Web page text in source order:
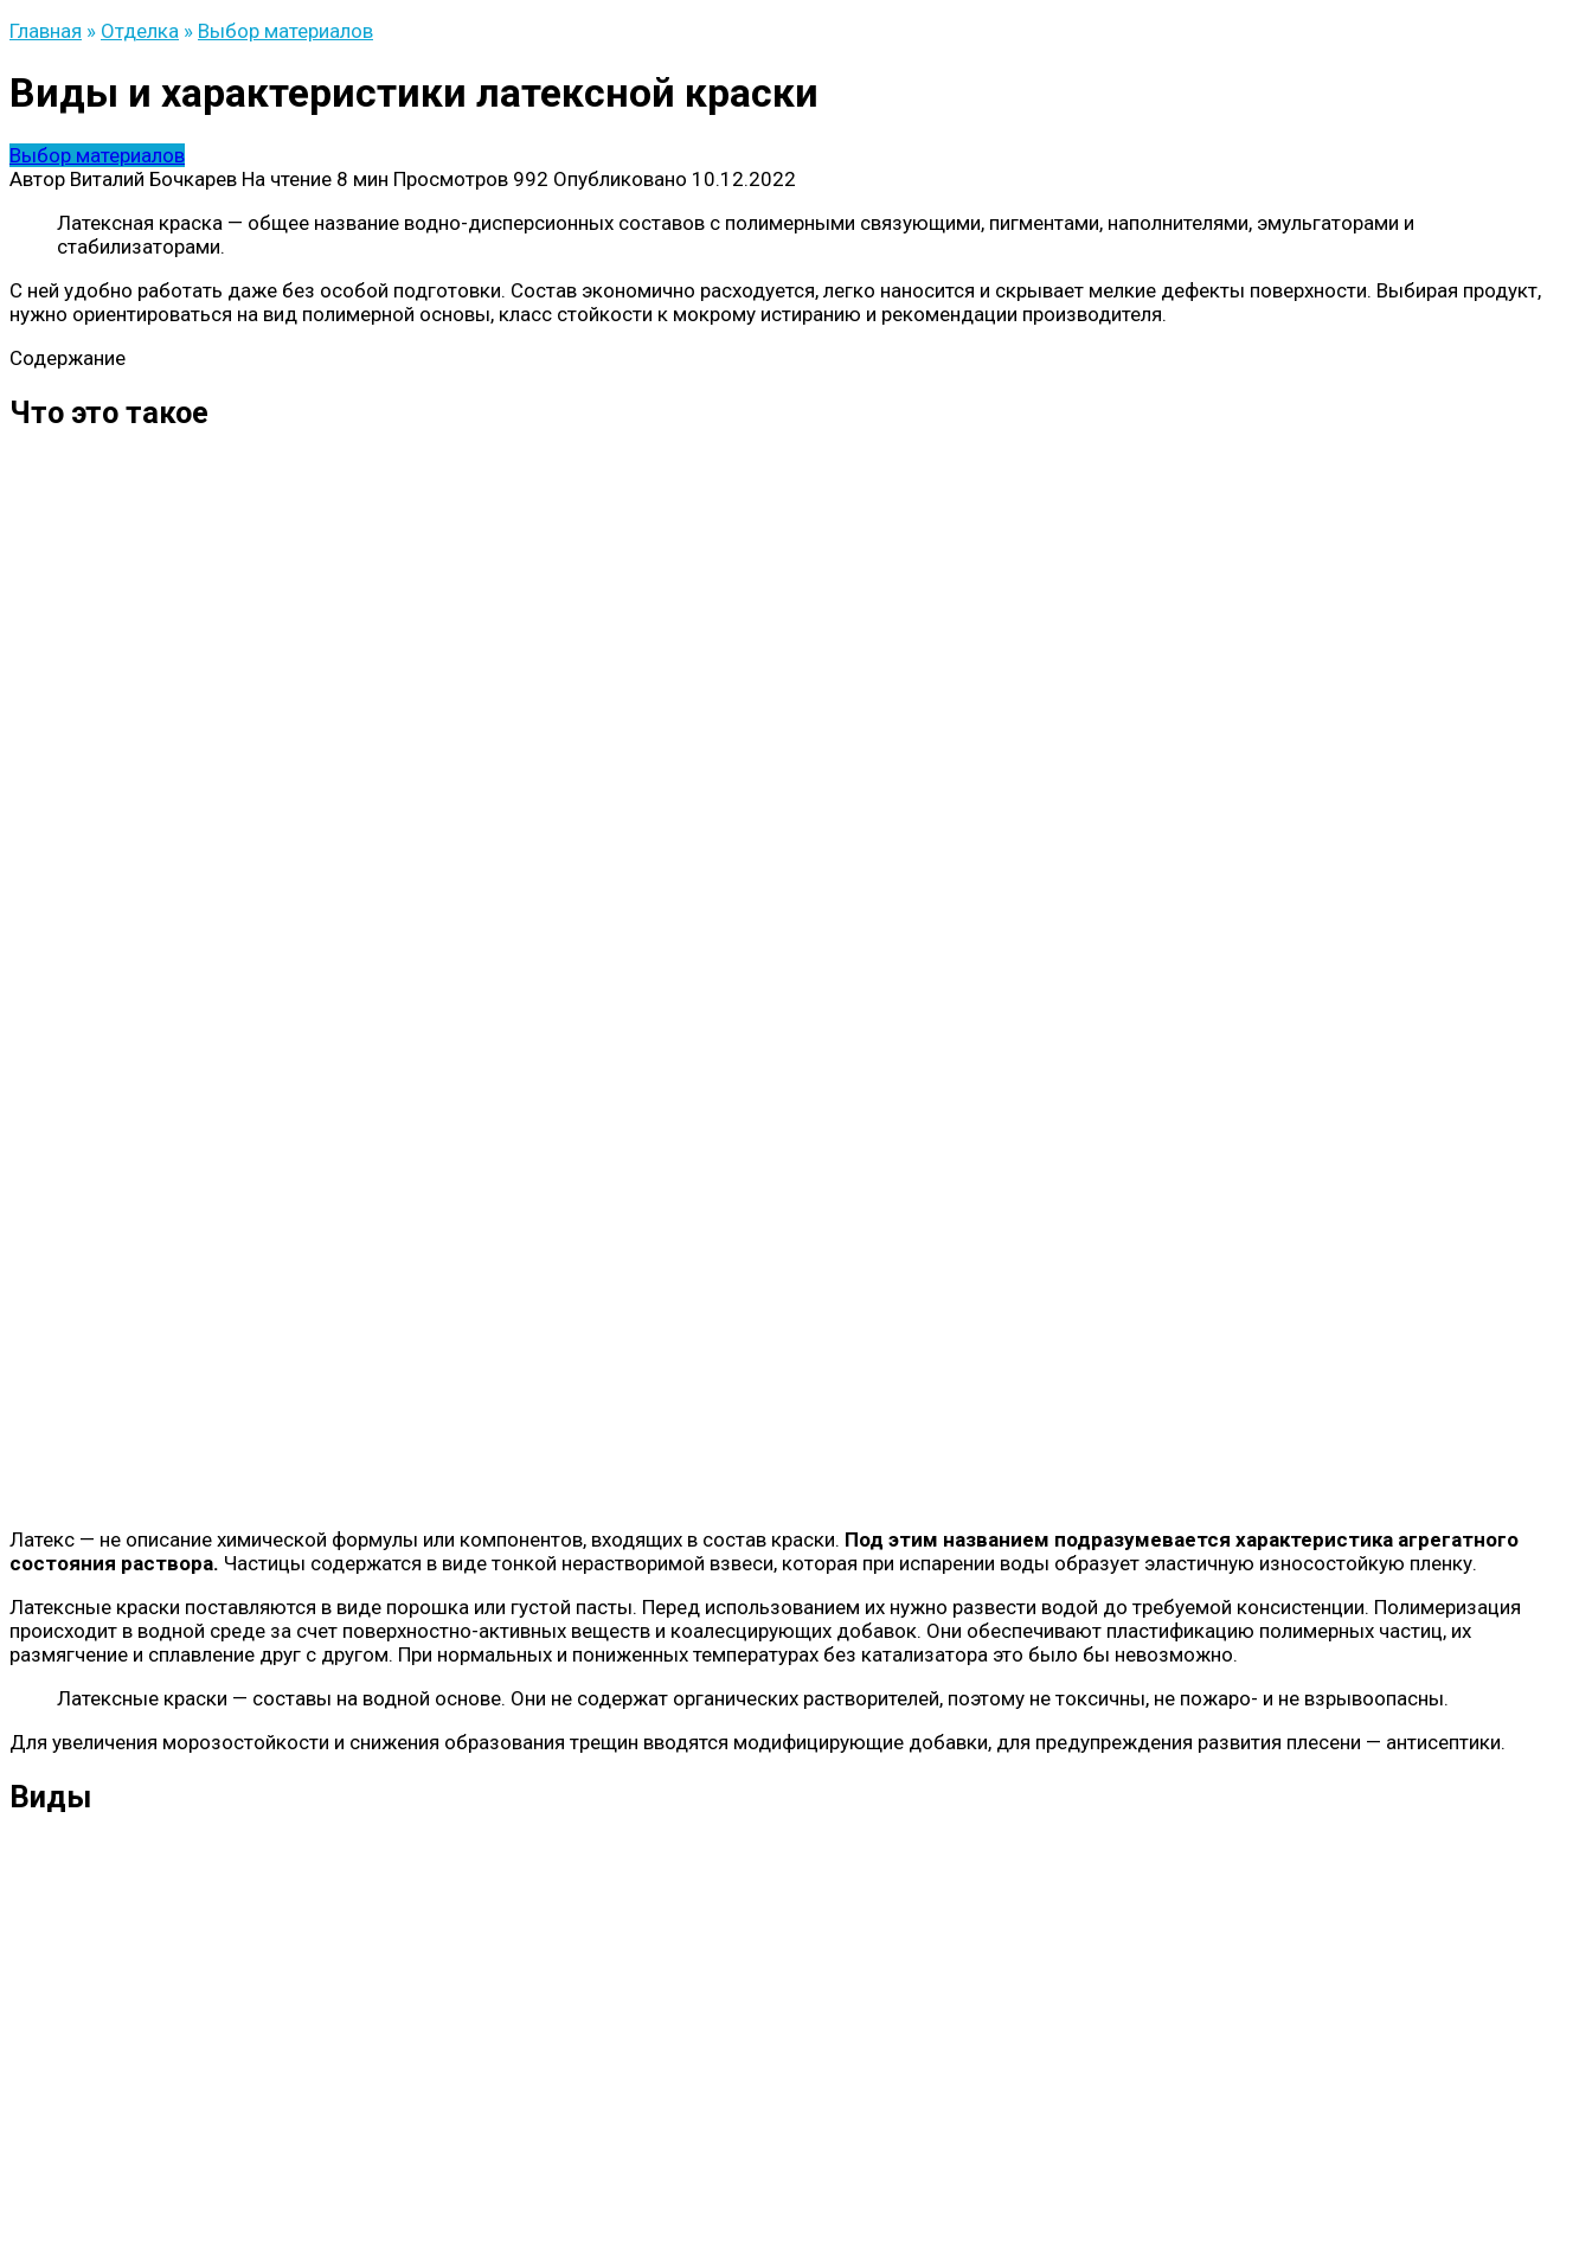
Главная » Отделка » Выбор материалов
Виды и характеристики латексной краски
Выбор материалов
Автор Виталий Бочкарев На чтение 8 мин Просмотров 992 Опубликовано 10.12.2022
Латексная краска — общее название водно-дисперсионных составов с полимерными связующими, пигментами, наполнителями, эмульгаторами и
стабилизаторами.
С ней удобно работать даже без особой подготовки. Состав экономично расходуется, легко наносится и скрывает мелкие дефекты поверхности. Выбирая продукт,
нужно ориентироваться на вид полимерной основы, класс стойкости к мокрому истиранию и рекомендации производителя.
Содержание
Что это такое
Латекс — не описание химической формулы или компонентов, входящих в состав краски. Под этим названием подразумевается характеристика агрегатного
состояния раствора. Частицы содержатся в виде тонкой нерастворимой взвеси, которая при испарении воды образует эластичную износостойкую пленку.
Латексные краски поставляются в виде порошка или густой пасты. Перед использованием их нужно развести водой до требуемой консистенции. Полимеризация
происходит в водной среде за счет поверхностно-активных веществ и коалесцирующих добавок. Они обеспечивают пластификацию полимерных частиц, их
размягчение и сплавление друг с другом. При нормальных и пониженных температурах без катализатора это было бы невозможно.
Латексные краски — составы на водной основе. Они не содержат органических растворителей, поэтому не токсичны, не пожаро- и не взрывоопасны.
Для увеличения морозостойкости и снижения образования трещин вводятся модифицирующие добавки, для предупреждения развития плесени — антисептики.
Виды